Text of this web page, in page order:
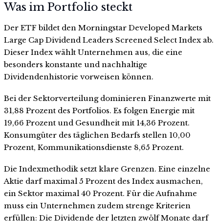
Was im Portfolio steckt
Der ETF bildet den Morningstar Developed Markets
Large Cap Dividend Leaders Screened Select Index ab.
Dieser Index wählt Unternehmen aus, die eine
besonders konstante und nachhaltige
Dividendenhistorie vorweisen können.
Bei der Sektorverteilung dominieren Finanzwerte mit
31,88 Prozent des Portfolios. Es folgen Energie mit
19,66 Prozent und Gesundheit mit 14,36 Prozent.
Konsumgüter des täglichen Bedarfs stellen 10,00
Prozent, Kommunikationsdienste 8,65 Prozent.
Die Indexmethodik setzt klare Grenzen. Eine einzelne
Aktie darf maximal 5 Prozent des Index ausmachen,
ein Sektor maximal 40 Prozent. Für die Aufnahme
muss ein Unternehmen zudem strenge Kriterien
erfüllen: Die Dividende der letzten zwölf Monate darf